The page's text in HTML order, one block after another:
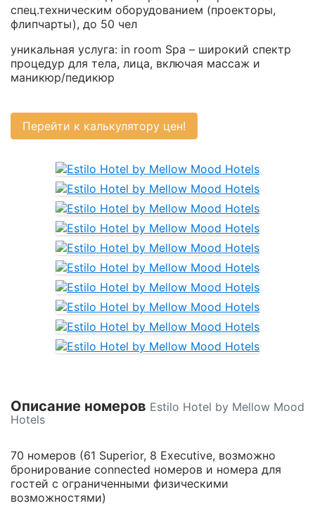
спец.техническим оборудованием (проекторы,
флипчарты), до 50 чел
уникальная услуга: in room Spa – широкий спектр
процедур для тела, лица, включая массаж и
маникюр/педикюр
Перейти к калькулятору цен!
Описание номеров Estilo Hotel by Mellow Mood
Hotels
70 номеров (61 Superior, 8 Executive, возможно
бронирование connected номеров и номера для
гостей с ограниченными физическими
возможностями)